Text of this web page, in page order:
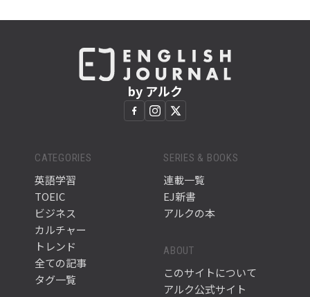
by アルク
CATEGORIES
英語学習
TOEIC
ビジネス
カルチャー
トレンド
全ての記事
タグ一覧
SERIES & BOOKS
連載一覧
EJ新書
アルクの本
ABOUT
このサイトについて
アルク公式サイト